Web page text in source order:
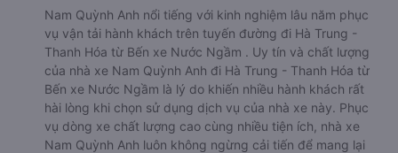
Nam Quỳnh Anh nổi tiếng với kinh nghiệm lâu năm phục
vụ vận tải hành khách trên tuyến đường đi Hà Trung -
Thanh Hóa từ Bến xe Nước Ngầm . Uy tín và chất lượng
của nhà xe Nam Quỳnh Anh đi Hà Trung - Thanh Hóa từ
Bến xe Nước Ngầm là lý do khiến nhiều hành khách rất
hài lòng khi chọn sử dụng dịch vụ của nhà xe này. Phục
vụ dòng xe chất lượng cao cùng nhiều tiện ích, nhà xe
Nam Quỳnh Anh luôn không ngừng cải tiến để mang lại